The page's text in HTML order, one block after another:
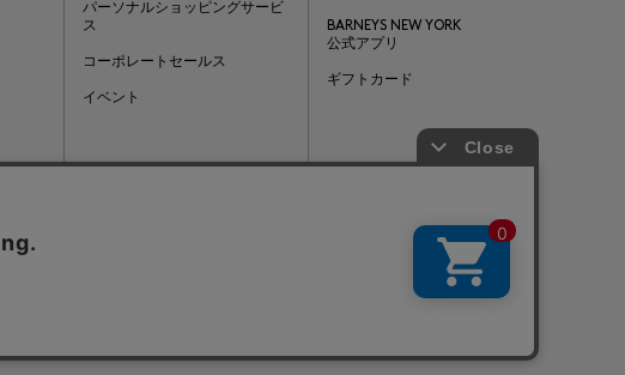
パーソナルショッピングサービ
ス
コーポレートセールス
イベント
BARNEYS NEW YORK
公式アプリ
ギフトカード